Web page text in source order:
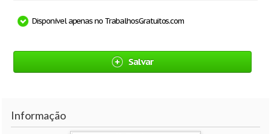
Disponível apenas no TrabalhosGratuitos.com
Salvar
Informação